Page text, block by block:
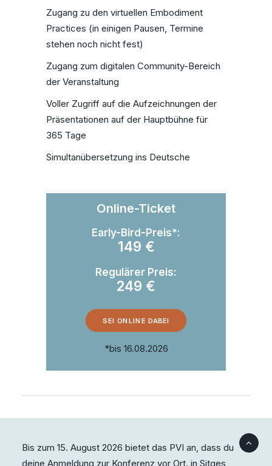
Zugang zu den virtuellen Embodiment
Practices (in einigen Pausen, Termine
stehen noch nicht fest)
Zugang zum digitalen Community-Bereich
der Veranstaltung
Voller Zugriff auf die Aufzeichnungen der
Präsentationen auf der Hauptbühne für
365 Tage
Simultanübersetzung ins Deutsche
Online-Ticket
Early-Bird-Preis*:
149 €
Regulärer Preis:
249 €
SEI ONLINE DABEI
*bis 16.08.2026
Bis zum 15. August 2026 bietet das PVI an, dass du
deine Anmeldung zur Konferenz vor Ort. in Sitges